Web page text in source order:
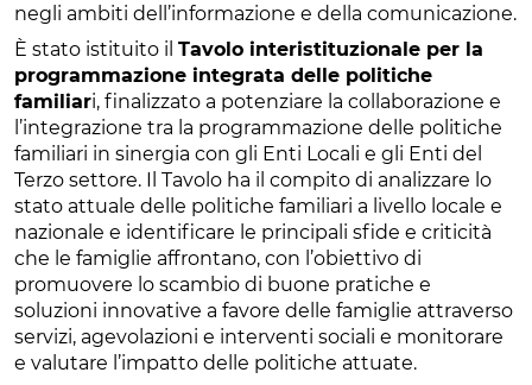
negli ambiti dell’informazione e della comunicazione.
È stato istituito il Tavolo interistituzionale per la
programmazione integrata delle politiche
familiari, finalizzato a potenziare la collaborazione e
l’integrazione tra la programmazione delle politiche
familiari in sinergia con gli Enti Locali e gli Enti del
Terzo settore. Il Tavolo ha il compito di analizzare lo
stato attuale delle politiche familiari a livello locale e
nazionale e identificare le principali sfide e criticità
che le famiglie affrontano, con l’obiettivo di
promuovere lo scambio di buone pratiche e
soluzioni innovative a favore delle famiglie attraverso
servizi, agevolazioni e interventi sociali e monitorare
e valutare l’impatto delle politiche attuate.